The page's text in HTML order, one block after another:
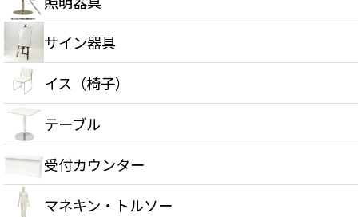
サイン器具
イス（椅子）
テーブル
受付カウンター
マネキン・トルソー